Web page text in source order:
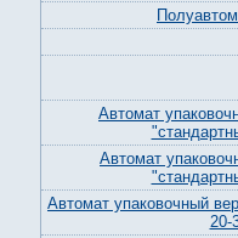
Автомат
Автомат
Автомат упаковочный
20-